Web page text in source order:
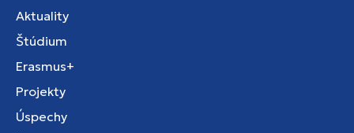
Aktuality
Štúdium
Erasmus+
Projekty
Úspechy